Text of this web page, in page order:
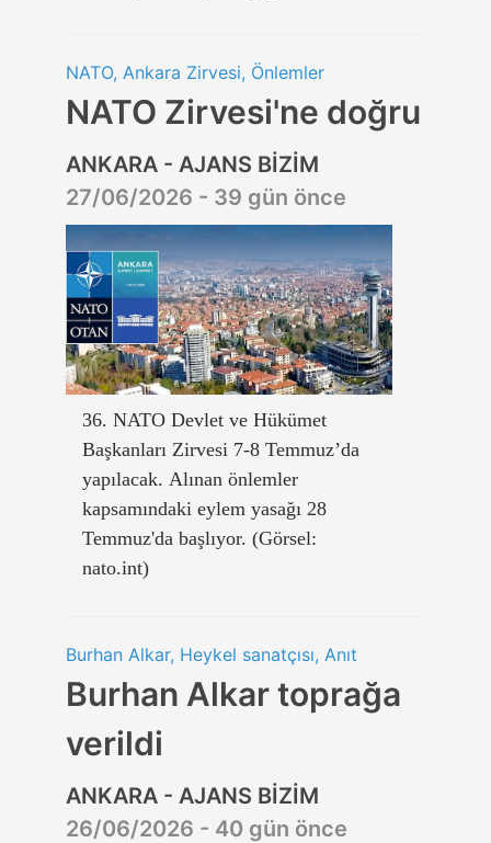
NATO, Ankara Zirvesi, Önlemler
NATO Zirvesi'ne doğru
ANKARA - AJANS BİZİM
27/06/2026 - 39 gün önce
36. NATO Devlet ve Hükümet
Başkanları Zirvesi 7-8 Temmuz’da
yapılacak. Alınan önlemler
kapsamındaki eylem yasağı 28
Temmuz'da başlıyor. (Görsel:
nato.int)
Burhan Alkar, Heykel sanatçısı, Anıt
Burhan Alkar toprağa
verildi
ANKARA - AJANS BİZİM
26/06/2026 - 40 gün önce